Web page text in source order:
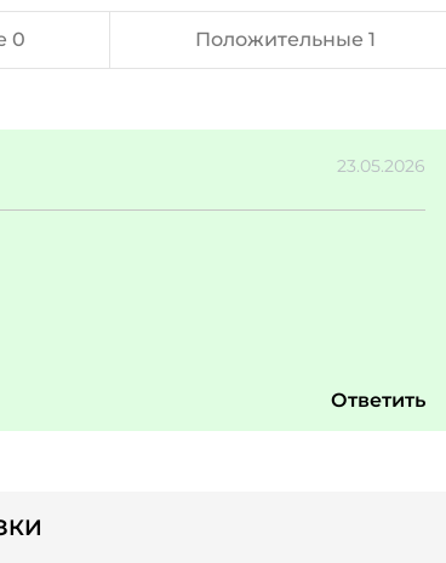
0 Положительные 1
23.05.2026
Ответить